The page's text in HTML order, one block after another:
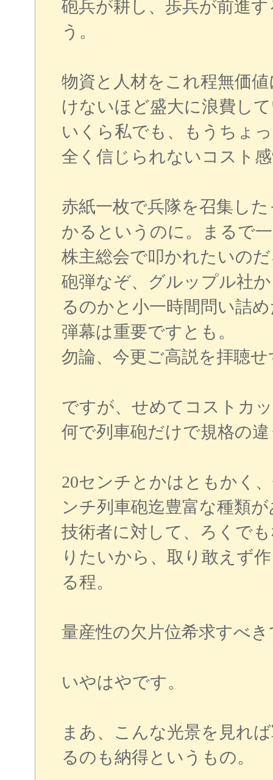
砲兵が耕し、歩兵が前進
う。
物資と人材をこれ程無価
けないほど盛大に浪費し
いくら私でも、もうちょ
全く信じられないコスト
赤紙一枚で兵隊を召集し
かるというのに。まるで
株主総会で叩かれたいの
砲弾なぞ、グルップル社
るのかと小一時間問い詰
弾幕は重要ですとも。
勿論、今更ご高説を拝聴
ですが、せめてコストカ
何で列車砲だけで規格の
20センチとかはともかく
ンチ列車砲迄豊富な種類
技術者に対して、ろくで
りたいから、取り敢えず
る程。
量産性の欠片位希求すべ
いやはやです。
まあ、こんな光景を見れ
るのも納得というもの。